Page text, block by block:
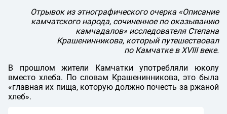
Отрывок из этнографического очерка «Описание
камчатского народа, сочиненное по оказыванию
камчадалов» исследователя Степана
Крашенинникова, который путешествовал
по Камчатке в XVIII веке.
В прошлом жители Камчатки употребляли юколу
вместо хлеба. По словам Крашенинникова, это была
«главная их пища, которую должно почесть за ржаной
хлеб».